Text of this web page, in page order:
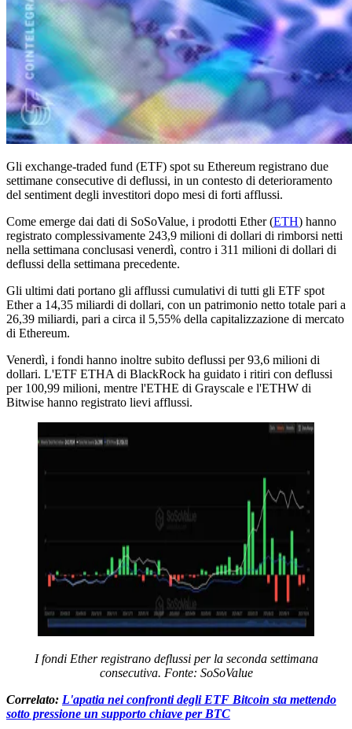
Gli exchange-traded fund (ETF) spot su Ethereum registrano due
settimane consecutive di deflussi, in un contesto di deterioramento
del sentiment degli investitori dopo mesi di forti afflussi.
Come emerge dai dati di SoSoValue, i prodotti Ether (ETH) hanno
registrato complessivamente 243,9 milioni di dollari di rimborsi netti
nella settimana conclusasi venerdì, contro i 311 milioni di dollari di
deflussi della settimana precedente.
Gli ultimi dati portano gli afflussi cumulativi di tutti gli ETF spot
Ether a 14,35 miliardi di dollari, con un patrimonio netto totale pari a
26,39 miliardi, pari a circa il 5,55% della capitalizzazione di mercato
di Ethereum.
Venerdì, i fondi hanno inoltre subito deflussi per 93,6 milioni di
dollari. L'ETF ETHA di BlackRock ha guidato i ritiri con deflussi
per 100,99 milioni, mentre l'ETHE di Grayscale e l'ETHW di
Bitwise hanno registrato lievi afflussi.
I fondi Ether registrano deflussi per la seconda settimana
consecutiva. Fonte: SoSoValue
Correlato: L'apatia nei confronti degli ETF Bitcoin sta mettendo
sotto pressione un supporto chiave per BTC